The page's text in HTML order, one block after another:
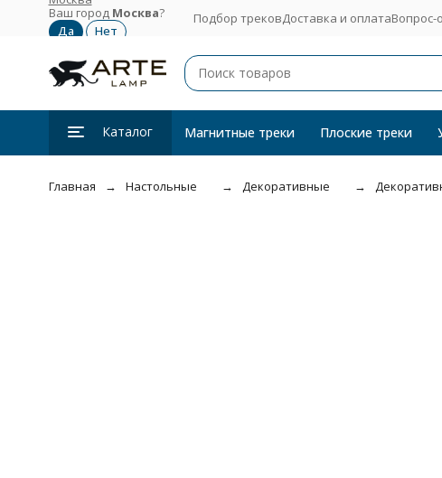
Ваш город Москва? Подбор трековДоставка и оплатаВопрос-
Каталог Магнитные треки Плоские треки
Главная Настольные Декоративные